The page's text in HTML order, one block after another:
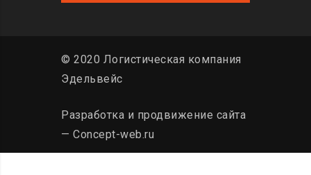
© 2020 Логистическая компания
Эдельвейс
Разработка и продвижение сайта
— Concept-web.ru